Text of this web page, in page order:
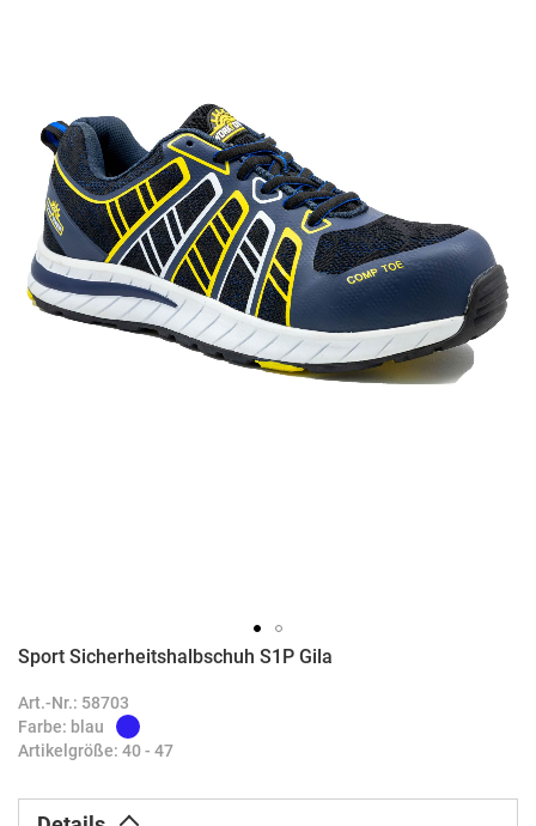
Sport Sicherheitshalbschuh S1P Gila
Art.-Nr.: 58703
Farbe: blau
Artikelgröße: 40 - 47
Zum
der
Bildergalerie
springen